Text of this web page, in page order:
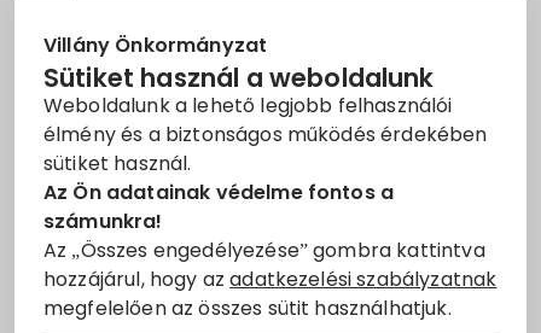
Villány Önkormányzat
Sütiket használ a weboldalunk
Weboldalunk a lehető legjobb felhasználói
élmény és a biztonságos működés érdekében
sütiket használ.
Az Ön adatainak védelme fontos a
számunkra!
Az „Összes engedélyezése” gombra kattintva
hozzájárul, hogy azadatkezelési szabályzatnak
megfelelően az összes sütit használhatjuk.
Rendelettár
Pályázatok
Dokumentumok
Állásajánlatok
Szolgáltatók
Hulladékszállítás
Tisztelt Villányi Lakosok!
Az alábbi linken érhető el a 2021. évi
hulladékszállítási naptár.
Letöltés